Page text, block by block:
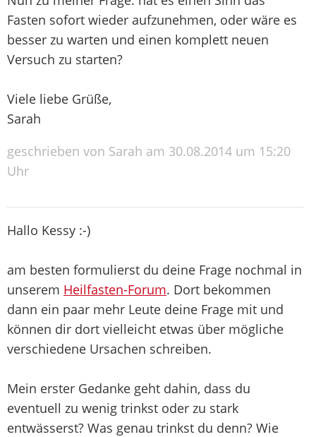
Fasten sofort wieder aufzunehmen, oder wäre es
besser zu warten und einen komplett neuen
Versuch zu starten?
Viele liebe Grüße,
Sarah
geschrieben von Sarah am 30.08.2014 um 15:20
Uhr
Hallo Kessy :-)
am besten formulierst du deine Frage nochmal in
unserem Heilfasten-Forum. Dort bekommen
dann ein paar mehr Leute deine Frage mit und
können dir dort vielleicht etwas über mögliche
verschiedene Ursachen schreiben.
Mein erster Gedanke geht dahin, dass du
eventuell zu wenig trinkst oder zu stark
entwässerst? Was genau trinkst du denn? Wie